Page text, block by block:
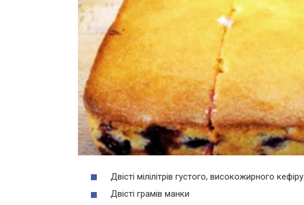
Двісті мілілітрів густого, високожирного кефіру
Двісті грамів манки